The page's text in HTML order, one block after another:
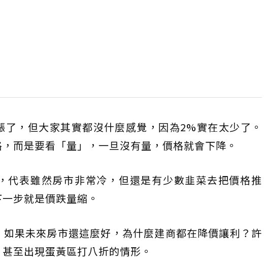
，但大家其實都沒什麼感覺，因為2%實在太少了。
而是要看「量」，一旦沒有量，價格就會下降。
代表雖然房市非常冷，但還是有少數韭菜去把價格推
步就是價跌量縮。
果未來房市還這麼好，為什麼建商都在降價讓利？許
至出現蛋黃區打八折的情形。